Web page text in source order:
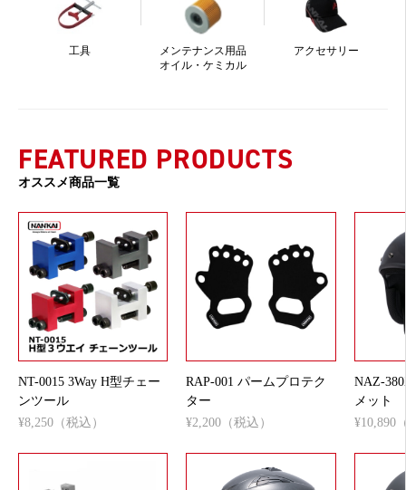
工具
メンテナンス用品
オイル・ケミカル
アクセサリー
FEATURED PRODUCTS
オススメ商品一覧
NT-0015 3Way H型チェー
ンツール
¥8,250（税込）
RAP-001 パームプロテク
ター
¥2,200（税込）
NAZ-
メット
¥10,890